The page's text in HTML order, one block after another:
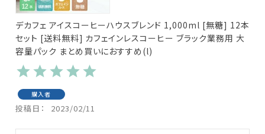
デカフェ アイスコーヒーハウスブレンド 1,000ml [無糖] 12本
セット [送料無料] カフェインレスコーヒー ブラック業務用 大
容量パック まとめ買いにおすすめ(l)
購入者
投稿日 2023/02/11